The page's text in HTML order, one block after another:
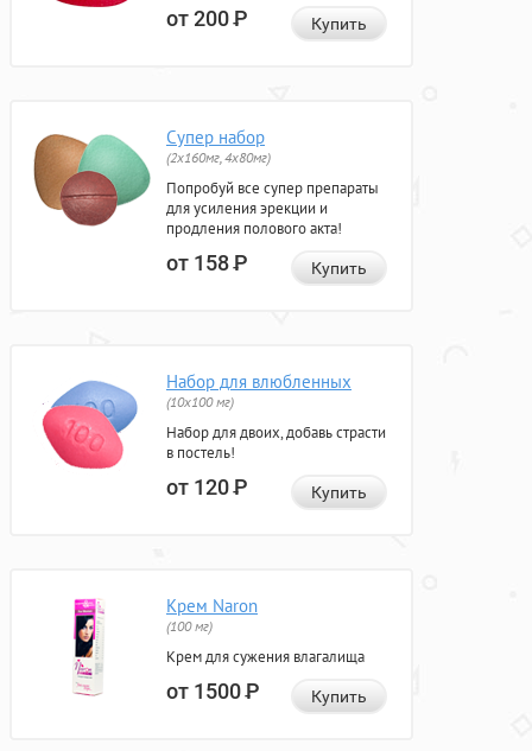
от 200Р Купить
Супер набор
(2х160мг, 4х80мг)
Попробуй все супер препараты
для усиления эрекции и
продления полового акта!
от 158Р Купить
Набор для влюбленных
(10х100 мг)
Набор для двоих, добавь страсти
в постель!
от 120Р Купить
Крем Naron
(100 мг)
Крем для сужения влагалища
от 1500Р Купить